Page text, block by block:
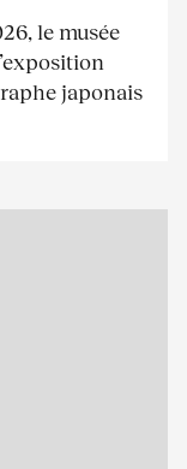
le musée
japonais